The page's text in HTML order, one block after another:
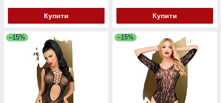
Купити Купити
–15% –15%